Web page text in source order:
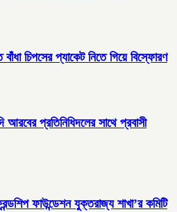
চিপসের প্যাকেট নিতে গিয়ে বিস্ফোরণ
প্রতিনিধিদলের সাথে প্রবাসী
ফাউন্ডেশন যুক্তরাজ্য শাখা’র কমিটি